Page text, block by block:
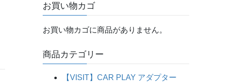
お買い物カゴ
お買い物カゴに商品がありません。
商品カテゴリー
【VISIT】CAR PLAY アダプター